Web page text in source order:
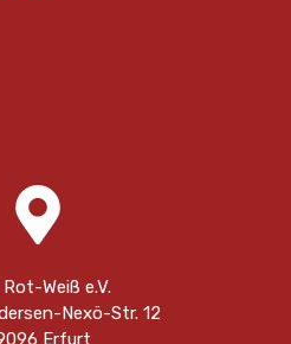
Rot-Weiß e.V.
Nexö-Str. 12
Erfurt